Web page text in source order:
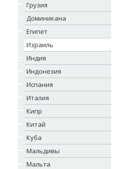
Грузия
Доминикана
Египет
Израиль
Индия
Индонезия
Испания
Италия
Кипр
Китай
Куба
Мальдивы
Мальта